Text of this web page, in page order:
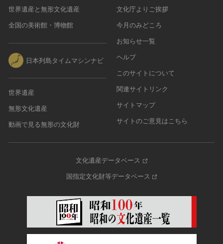
世界遺産と無形文化遺産
全国の美術館・博物館
日本列島タイムマシンナビ
世界遺産
無形文化遺産
動画で見る無形の文化財
文化庁よりご挨拶
今月のみどころ
お知らせ一覧
ヘルプ
このサイトについて
関連サイトリンク
サイトマップ
サイトのご意見はこちら
文化遺産データベース
国指定文化財等データベース